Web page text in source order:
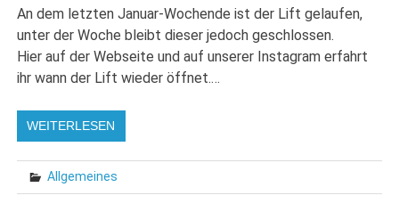
An dem letzten Januar-Wochende ist der Lift gelaufen,
unter der Woche bleibt dieser jedoch geschlossen.
Hier auf der Webseite und auf unserer Instagram erfahrt
ihr wann der Lift wieder öffnet.…
WEITERLESEN
Allgemeines